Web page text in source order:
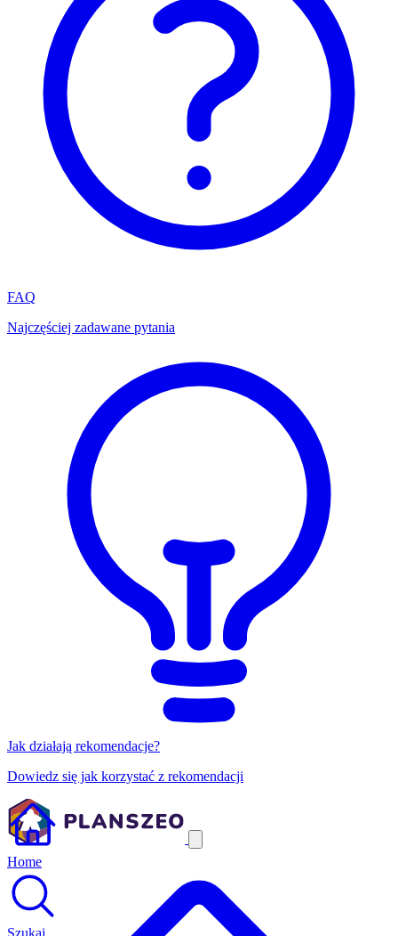
FAQ
Najczęściej zadawane pytania
Jak działają rekomendacje?
Dowiedz się jak korzystać z rekomendacji
Home
Szukaj